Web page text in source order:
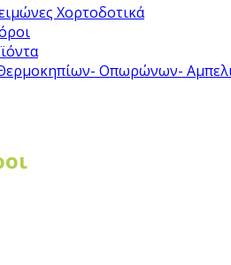
Χορτοδοτικά
Οπωρώνων-